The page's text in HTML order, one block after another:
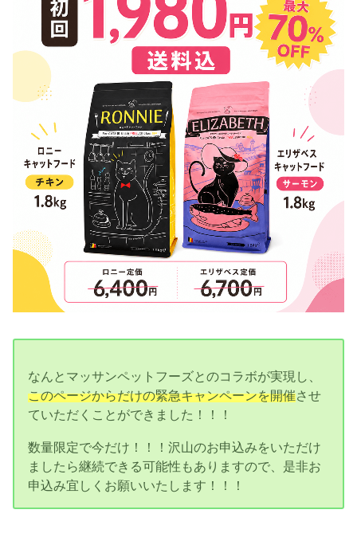
なんとマッサンペットフーズとのコラボが実現し、
このページからだけの緊急キャンペーンを開催させ
ていただくことができました！！！
数量限定で今だけ！！！沢山のお申込みをいただけ
ましたら継続できる可能性もありますので、是非お
申込み宜しくお願いいたします！！！